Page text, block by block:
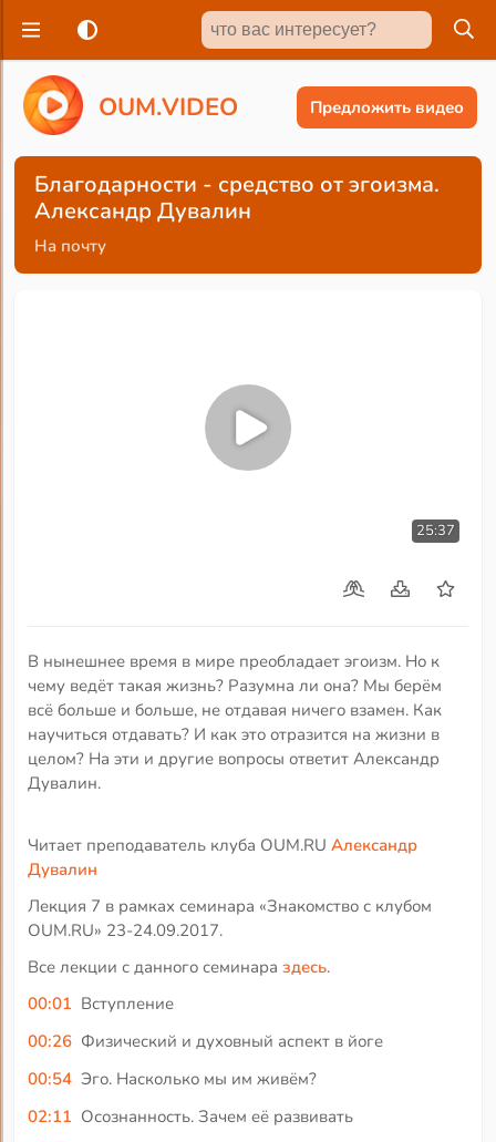
OUM.VIDEO Предложить видео
Благодарности - средство от эгоизма.
Александр Дувалин
На почту
25:37
В нынешнее время в мире преобладает эгоизм. Но к
чему ведёт такая жизнь? Разумна ли она? Мы берём
всё больше и больше, не отдавая ничего взамен. Как
научиться отдавать? И как это отразится на жизни в
целом? На эти и другие вопросы ответит Александр
Дувалин.
Читает преподаватель клуба OUM.RUАлександр
Дувалин
Лекция 7 в рамках семинара «Знакомство с клубом
OUM.RU» 23-24.09.2017.
Все лекции с данного семинараздесь.
00:01 Вступление
00:26 Физический и духовный аспект в йоге
00:54 Эго. Насколько мы им живём?
02:11 Осознанность. Зачем её развивать